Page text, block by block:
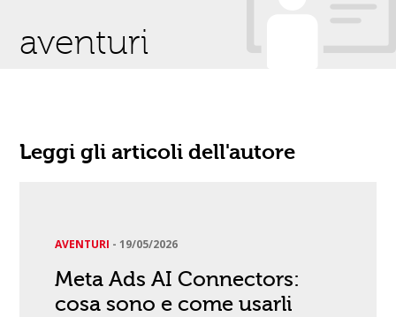
aventuri
Leggi gli articoli dell'autore
AVENTURI -19/05/2026
Meta Ads AI Connectors:
cosa sono e come usarli